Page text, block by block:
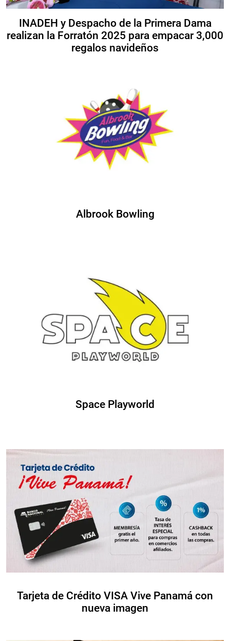
INADEH y Despacho de la Primera Dama
realizan la Forratón 2025 para empacar 3,000
regalos navideños
Albrook Bowling
Space Playworld
Tarjeta de Crédito VISA Vive Panamá con
nueva imagen